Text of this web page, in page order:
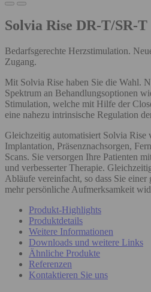
Solvia Rise DR-T/SR-T
Bedarfsgerechte Herzstimulation.
Zugang.
Mit Solvia Rise haben Sie die Wahl.
Spektrum an Behandlungsoptionen
Stimulation, welche mit Hilfe der
eine nahezu intrinsische Regulation
Gleichzeitig automatisiert Solvia Rise
Implantation, Präsenznachsorgen,
Scans. Sie versorgen Ihre Patienten
und verbesserter Therapie.
Abläufe vereinfacht, so dass Sie
mehr persönliche Aufmerksamkeit
Produkt-Highlights
Produktdetails
Weitere Informationen
Downloads und weitere Links
Ähnliche Produkte
Referenzen
Kontaktieren Sie uns